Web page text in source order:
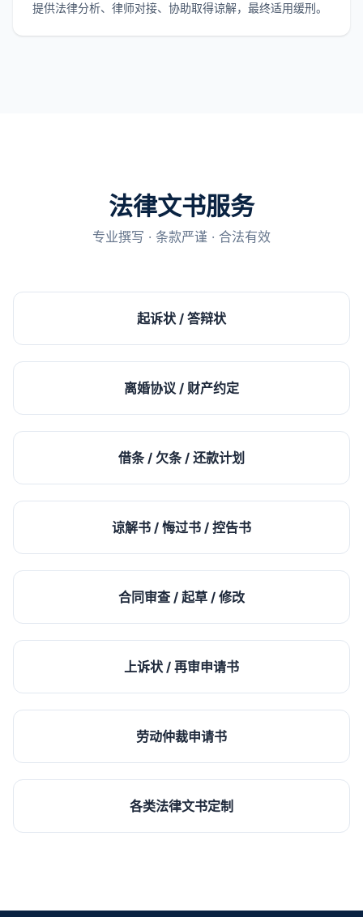
提供法律分析、律师对接、协助取得谅解，最终适用缓刑。
法律文书服务
专业撰写 · 条款严谨 · 合法有效
起诉状 / 答辩状
离婚协议 / 财产约定
借条 / 欠条 / 还款计划
谅解书 / 悔过书 / 控告书
合同审查 / 起草 / 修改
上诉状 / 再审申请书
劳动仲裁申请书
各类法律文书定制